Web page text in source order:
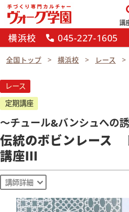
講
横浜校 call 045-227-1605
全国トップ 横浜校 レース
レース
定期講座
～チュール&バンシュへの
伝統のボビンレース
講座Ⅲ
講師詳細